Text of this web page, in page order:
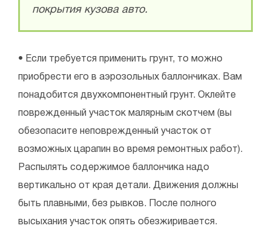
покрытия кузова авто.
• Если требуется применить грунт, то можно
приобрести его в аэрозольных баллончиках. Вам
понадобится двухкомпонентный грунт. Оклейте
поврежденный участок малярным скотчем (вы
обезопасите неповрежденный участок от
возможных царапин во время ремонтных работ).
Распылять содержимое баллончика надо
вертикально от края детали. Движения должны
быть плавными, без рывков. После полного
высыхания участок опять обезжиривается.